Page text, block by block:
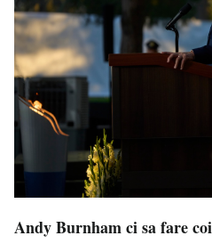
Andy Burnham ci sa fare